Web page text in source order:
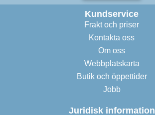
Kundservice
Frakt och priser
Kontakta oss
Om oss
Webbplatskarta
Butik och öppettider
Jobb
Juridisk information